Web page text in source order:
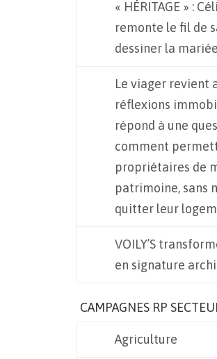
« HÉRITAGE » :
remonte le fil de
dessiner la
Le viager revient
réflexions
répond à une
comment
propriétaires de
patrimoine, sans
quitter leur
VOILY’S
en signature
CAMPAGNES RP
Agriculture